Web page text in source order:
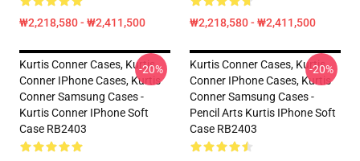
₩2,218,580 - ₩2,411,500 ₩2,218,580 - ₩2,411,500
Kurtis Conner Cases, Kurtis
Conner IPhone Cases, Kurtis
Conner Samsung Cases -
Kurtis Conner IPhone Soft
Case RB2403
-20%
Kurtis Conner Cases, Kurtis
Conner IPhone Cases, Kurtis
Conner Samsung Cases -
Pencil Arts Kurtis IPhone Soft
Case RB2403
-20%